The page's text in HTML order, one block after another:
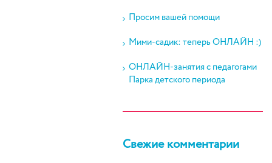
Просим вашей помощи
Мими-садик: теперь ОНЛАЙН :)
ОНЛАЙН-занятия с педагогами
Парка детского периода
Свежие комментарии